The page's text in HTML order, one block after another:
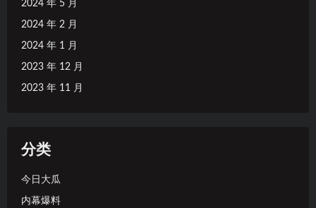
2024 年 5 月
2024 年 2 月
2024 年 1 月
2023 年 12 月
2023 年 11 月
分类
今日大瓜
内幕爆料